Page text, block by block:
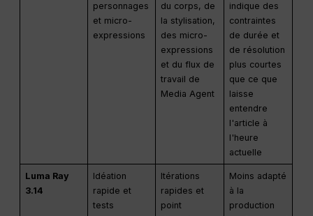
personnages
et micro-
expressions
du corps, de
la stylisation,
des micro-
expressions
et du flux de
travail de
Media Agent
indique des
contraintes
de durée et
de résolution
plus courtes
que ce que
laisse
entendre
l'article à
l'heure
actuelle
Luma Ray
3.14
Idéation
rapide et
tests
Itérations
rapides et
point
Moins adapté
à la
production